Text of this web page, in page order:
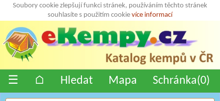
Soubory cookie zlepšují funkci stránek, používáním těchto stránek
souhlasíte s použitím cookie více informací
☰ ⌂ Hledat Mapa Schránka(0)